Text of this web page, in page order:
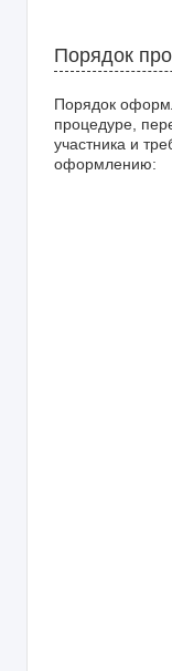
Порядок
Порядок
процедуре,
участника и
оформлению: